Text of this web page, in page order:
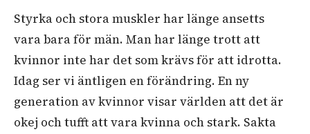
Styrka och stora muskler har länge ansetts
vara bara för män. Man har länge trott att
kvinnor inte har det som krävs för att idrotta.
Idag ser vi äntligen en förändring. En ny
generation av kvinnor visar världen att det är
okej och tufft att vara kvinna och stark. Sakta